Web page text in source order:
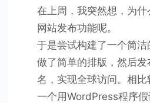
在上周，我突然想，为
网站发布功能呢。
于是尝试构建了一个简洁
做了简单的排版，然后
名，实现全球访问。相比
一个用WordPress程序